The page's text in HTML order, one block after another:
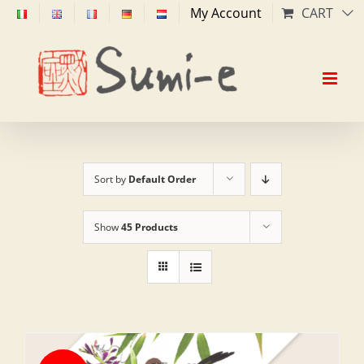
Skip
content
My Account CART
Sort by Default Order
Show45 Products